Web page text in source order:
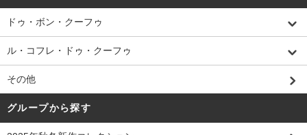
ドゥ・ボン・クーフゥ
ル・コフレ・ドゥ・クーフゥ
その他
グループから探す